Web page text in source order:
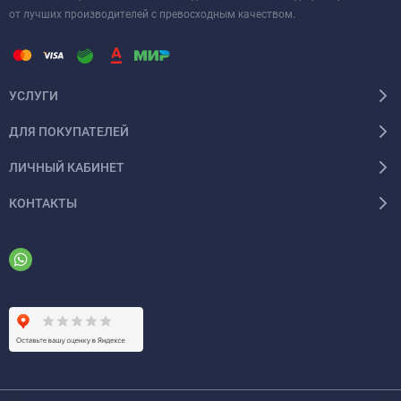
выбор для тех, кто ценит качество, эффективность и комфорт в
от лучших производителей с превосходным качеством.
УСЛУГИ
ДЛЯ ПОКУПАТЕЛЕЙ
ЛИЧНЫЙ КАБИНЕТ
КОНТАКТЫ